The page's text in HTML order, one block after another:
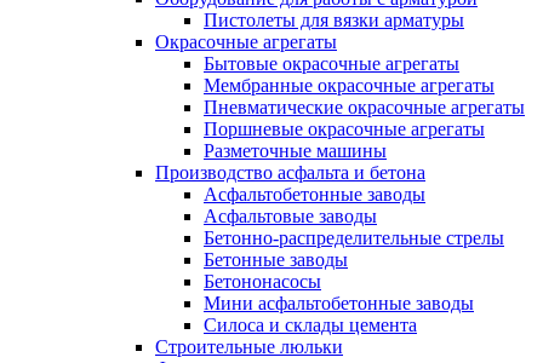
Пистолеты для вязки арматуры
Окрасочные агрегаты
Бытовые окрасочные агрегаты
Мембранные окрасочные агрегаты
Пневматические окрасочные агрегаты
Поршневые окрасочные агрегаты
Разметочные машины
Производство асфальта и бетона
Асфальтобетонные заводы
Асфальтовые заводы
Бетонно-распределительные стрелы
Бетонные заводы
Бетононасосы
Мини асфальтобетонные заводы
Силоса и склады цемента
Строительные люльки